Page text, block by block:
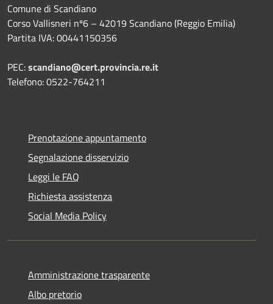
Comune di Scandiano
Corso Vallisneri nº6 – 42019 Scandiano (Reggio Emilia)
Partita IVA: 00441150356
PEC:scandiano@cert.provincia.re.it
Telefono: 0522-764211
Prenotazione appuntamento
Segnalazione disservizio
Leggi le FAQ
Richiesta assistenza
Social Media Policy
Amministrazione trasparente
Albo pretorio